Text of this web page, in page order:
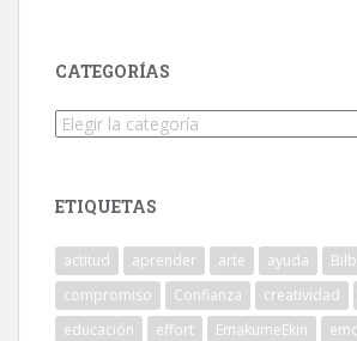
CATEGORÍAS
Categorías
ETIQUETAS
actitud aprender arte ayuda
compromiso
Confianza creatividad
educación
effort EmakumeEkin